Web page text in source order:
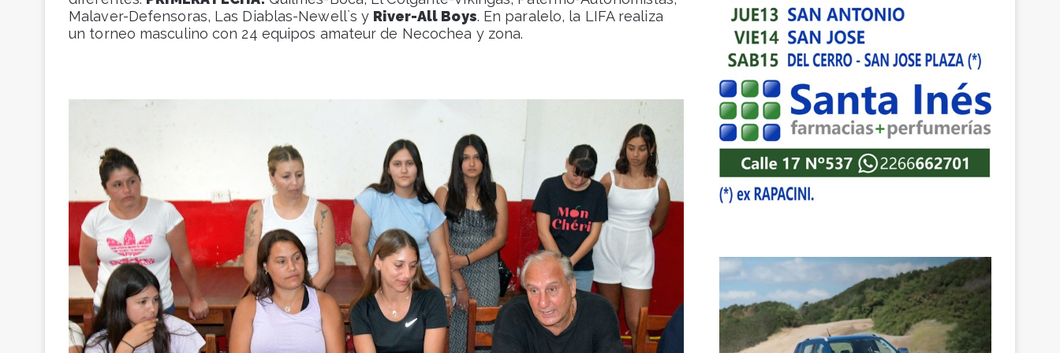
Malaver-Defensoras, Las Diablas-Newell`s y River-All Boys. En paralelo, la LIFA realiza
un torneo masculino con 24 equipos amateur de Necochea y zona.